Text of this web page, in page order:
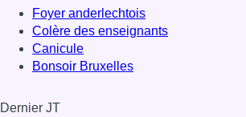
Foyer anderlechtois
Colère des enseignants
Canicule
Bonsoir Bruxelles
Dernier JT